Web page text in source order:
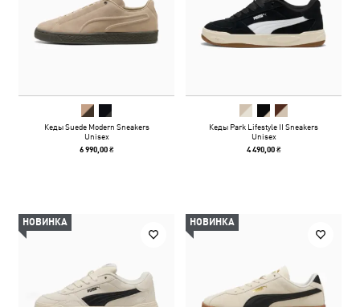
Кеды Suede Modern Sneakers
Unisex
6 990,00 ₴
Кеды Park Lifestyle II Sneakers
Unisex
4 490,00 ₴
НОВИНКА НОВИНКА